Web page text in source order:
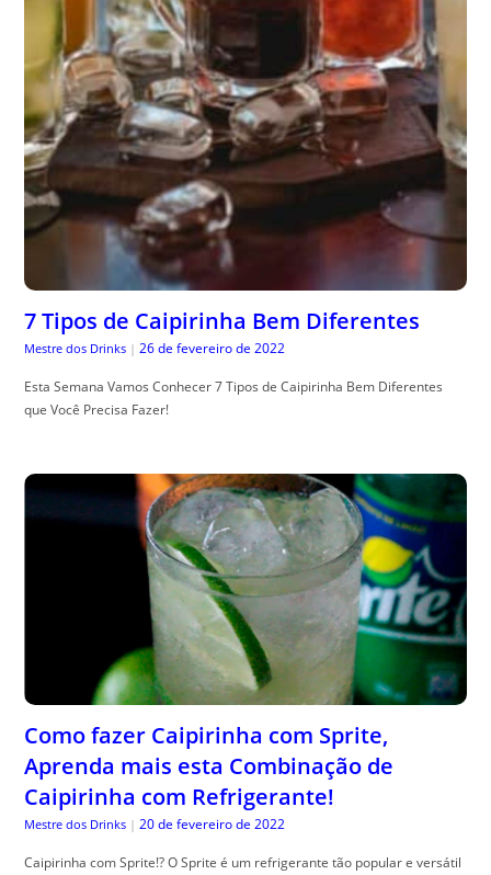
7 Tipos de Caipirinha Bem Diferentes
Mestre dos Drinks | 26 de fevereiro de 2022
Esta Semana Vamos Conhecer 7 Tipos de Caipirinha Bem Diferentes
que Você Precisa Fazer!
Como fazer Caipirinha com Sprite,
Aprenda mais esta Combinação de
Caipirinha com Refrigerante!
Mestre dos Drinks | 20 de fevereiro de 2022
Caipirinha com Sprite!? O Sprite é um refrigerante tão popular e versátil